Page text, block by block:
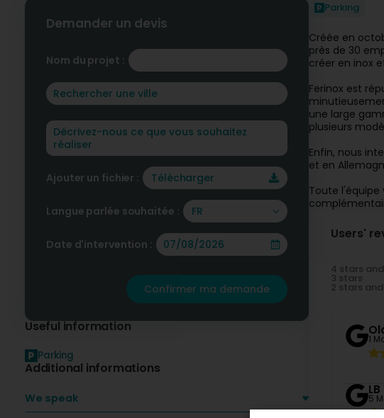
Demander un devis
Nom du projet :
Ajouter un fichier : Télécharger
Langue parlée souhaitée : FR
Date d'intervention :
Confirmer ma demande
Useful information
Parking
Additional informations
We speak
Parking
Créée en
près de 30
créer en inox
Ferinox est
une large
plusieurs
Enfin, nous
et en
Toute
Users'
4 stars
3 stars
2 stars
1
LB
5